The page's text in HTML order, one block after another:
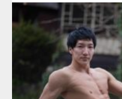
Category: 紅葉とマッチョ2